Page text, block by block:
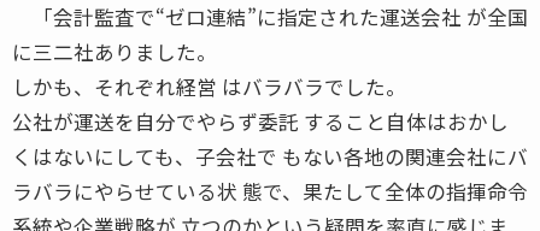
「会計監査で“ゼロ連結”に指定された運送会社 が全国
に三二社ありました。
しかも、それぞれ経営 はバラバラでした。
公社が運送を自分でやらず委託 すること自体はおかし
くはないにしても、子会社で もない各地の関連会社にバ
ラバラにやらせている状 態で、果たして全体の指揮命令